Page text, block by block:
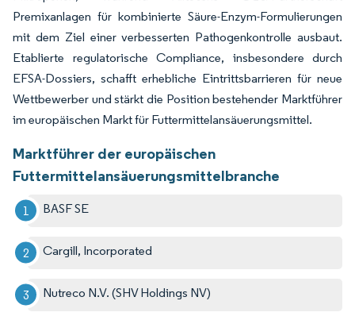
Premixanlagen für kombinierte Säure-Enzym-Formulierungen
mit dem Ziel einer verbesserten Pathogenkontrolle ausbaut.
Etablierte regulatorische Compliance, insbesondere durch
EFSA-Dossiers, schafft erhebliche Eintrittsbarrieren für neue
Wettbewerber und stärkt die Position bestehender Marktführer
im europäischen Markt für Futtermittelansäuerungsmittel.
Marktführer der europäischen
Futtermittelansäuerungsmittelbranche
BASF SE
Cargill, Incorporated
Nutreco N.V. (SHV Holdings NV)